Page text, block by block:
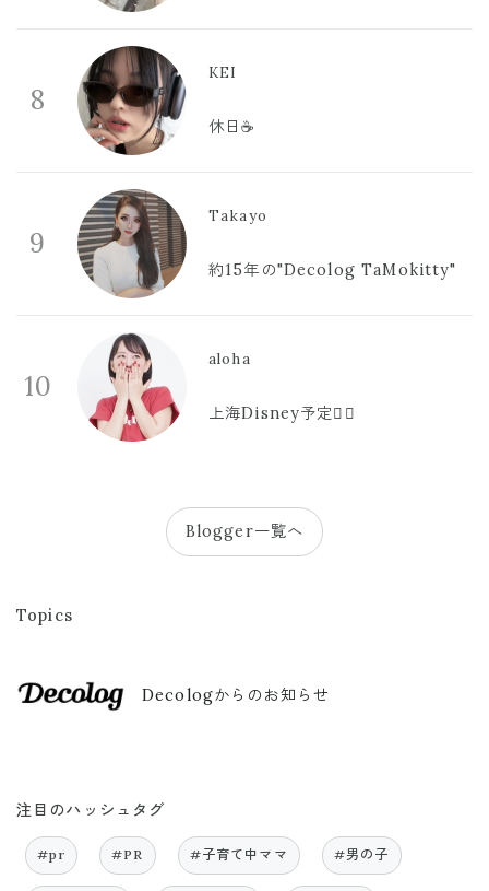
8
KEI
休日☕️
9
Takayo
約15年の"Decolog TaMokitty"
10
aloha
上海Disney予定🫪🩷
Blogger一覧へ
Topics
Decologからのお知らせ
注目のハッシュタグ
#pr #PR #子育て中ママ #男の子